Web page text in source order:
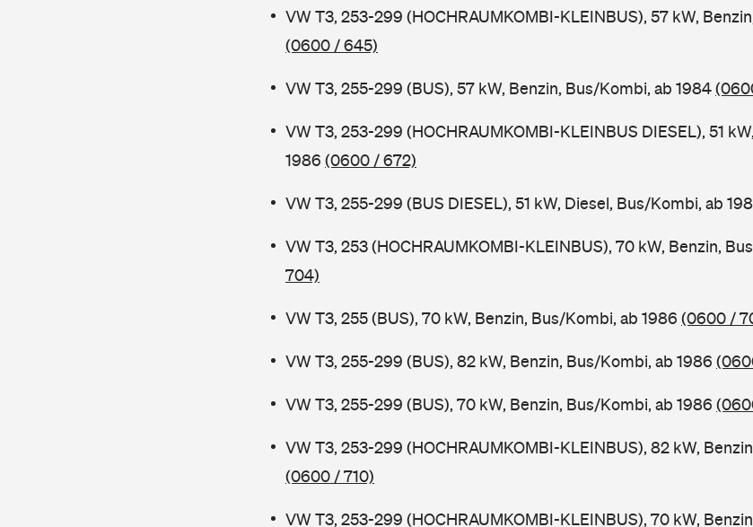
VW T3, 253-299 (HOCHRAUMKOMBI-KLEINBUS), 57 kW,
(0600 / 645)
VW T3, 255-299 (BUS), 57 kW, Benzin, Bus/Kombi, ab 1984
VW T3, 253-299 (HOCHRAUMKOMBI-KLEINBUS DIESEL), 51
1986 (0600 / 672)
VW T3, 255-299 (BUS DIESEL), 51 kW, Diesel, Bus/Kombi, ab
VW T3, 253 (HOCHRAUMKOMBI-KLEINBUS), 70 kW, Benzin,
704)
VW T3, 255 (BUS), 70 kW, Benzin, Bus/Kombi, ab 1986 (0600 /
VW T3, 255-299 (BUS), 82 kW, Benzin, Bus/Kombi, ab 1986
VW T3, 255-299 (BUS), 70 kW, Benzin, Bus/Kombi, ab 1986
VW T3, 253-299 (HOCHRAUMKOMBI-KLEINBUS), 82 kW,
(0600 / 710)
VW T3, 253-299 (HOCHRAUMKOMBI-KLEINBUS), 70 kW,